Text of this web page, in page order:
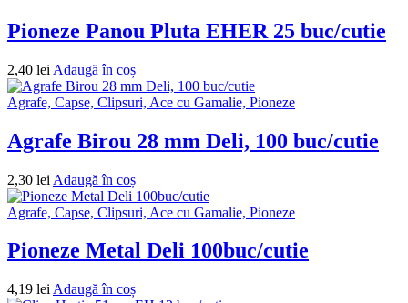
Pioneze Panou Pluta EHER 25 buc/cutie
2,40 lei Adaugă în coș
Agrafe, Capse, Clipsuri, Ace cu Gamalie, Pioneze
Agrafe Birou 28 mm Deli, 100 buc/cutie
2,30 lei Adaugă în coș
Agrafe, Capse, Clipsuri, Ace cu Gamalie, Pioneze
Pioneze Metal Deli 100buc/cutie
4,19 lei Adaugă în coș